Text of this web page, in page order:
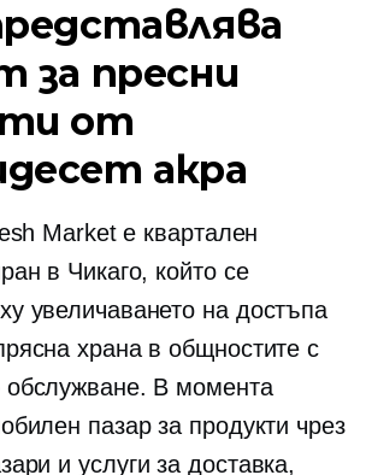
за пресни
от
акра
Market е квартален
в Чикаго, който се
увеличаването на достъпа
храна в общностите с
обслужване. В момента
пазар за продукти чрез
и услуги за доставка,